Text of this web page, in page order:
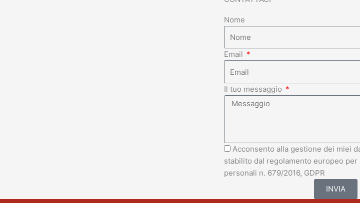
Nome
Email
Il tuo messaggio
Acconsento alla gestione dei miei
stabilito dal regolamento europeo
personali n. 679/2016, GDPR
INVIA